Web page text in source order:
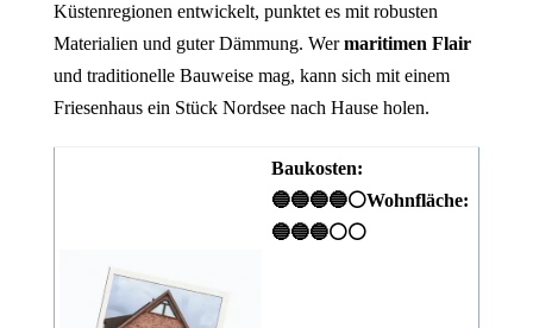
Küstenregionen entwickelt, punktet es mit robusten
Materialien und guter Dämmung. Wermaritimen Flair
und traditionelle Bauweise mag, kann sich mit einem
Friesenhaus ein Stück Nordsee nach Hause holen.
Baukosten:
🔵🔵🔵🔵⚪Wohnfläche:
🔵🔵🔵⚪⚪